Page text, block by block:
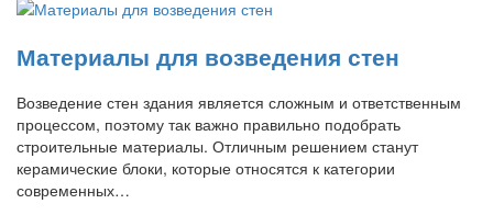
Материалы для возведения стен
Возведение стен здания является сложным и ответственным
процессом, поэтому так важно правильно подобрать
строительные материалы. Отличным решением станут
керамические блоки, которые относятся к категории
современных…